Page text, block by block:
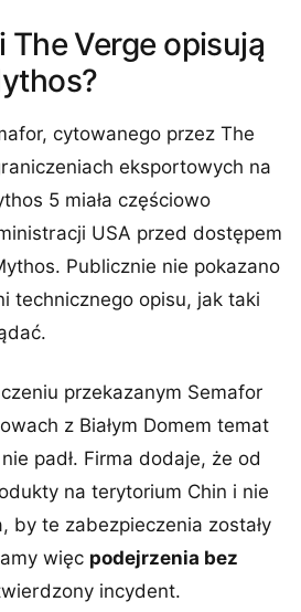
The Verge opisują
cytowanego przez The
eksportowych na
5 miała częściowo
USA przed dostępem
Publicznie nie pokazano
technicznego opisu, jak taki
przekazanym Semafor
z Białym Domem temat
padł. Firma dodaje, że od
na terytorium Chin i nie
by te zabezpieczenia zostały
więc podejrzenia bez
incydent.